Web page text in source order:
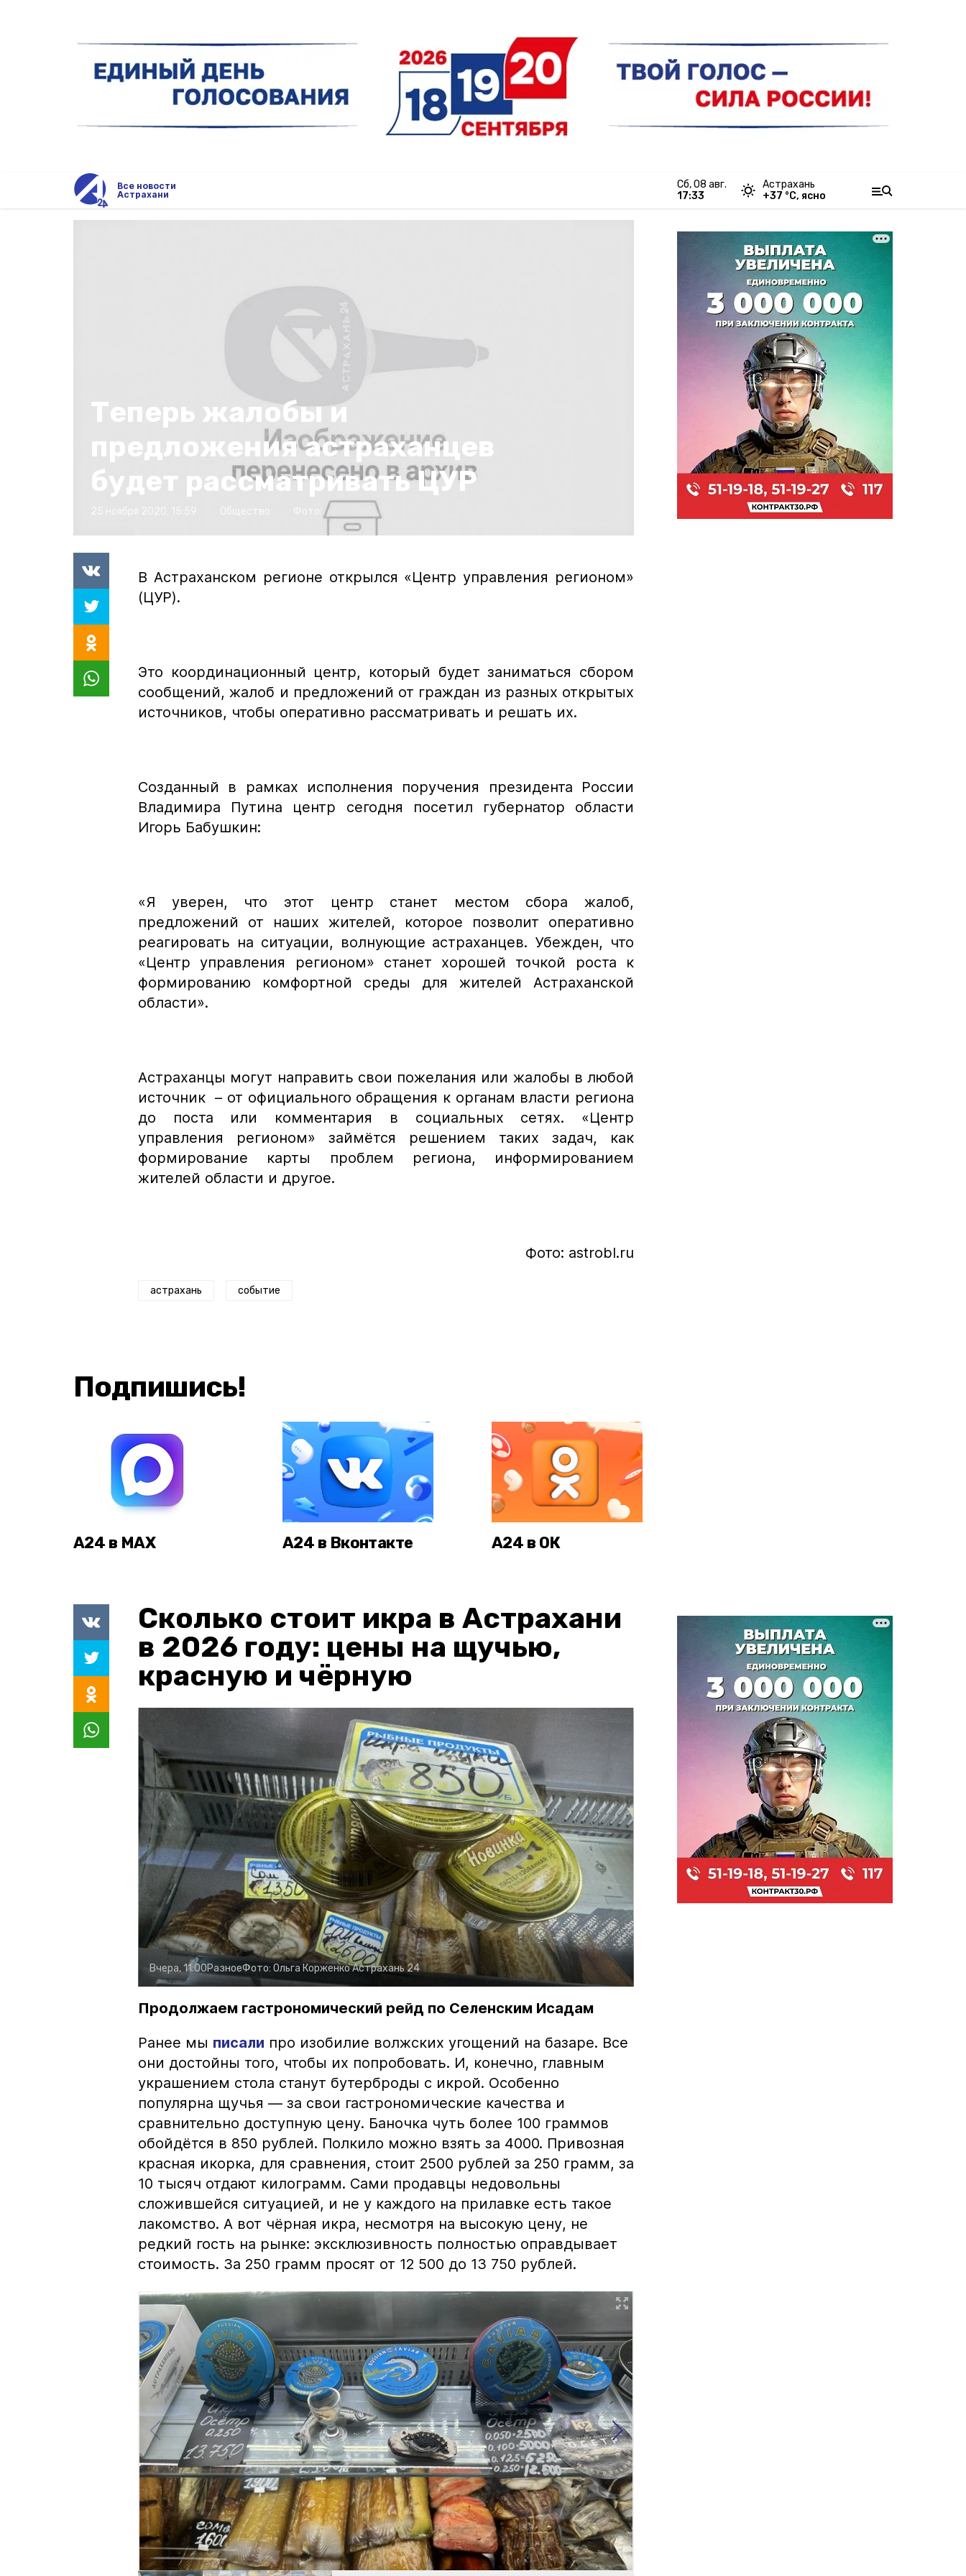
Все новости
Астрахани
сб, 08 авг.
17:33
Астрахань
+37 °С, ясно
Теперь жалобы и
предложения астраханцев
будет рассматривать ЦУР
В Астраханском регионе открылся «Центр управления регионом»
(ЦУР).
Это координационный центр, который будет заниматься сбором
сообщений, жалоб и предложений от граждан из разных открытых
источников, чтобы оперативно рассматривать и решать их.
Созданный в рамках исполнения поручения президента России
Владимира Путина центр сегодня посетил губернатор области
Игорь Бабушкин:
«Я уверен, что этот центр станет местом сбора жалоб,
предложений от наших жителей, которое позволит оперативно
реагировать на ситуации, волнующие астраханцев. Убежден, что
«Центр управления регионом» станет хорошей точкой роста к
формированию комфортной среды для жителей Астраханской
области».
Астраханцы могут направить свои пожелания или жалобы в любой
источник – от официального обращения к органам власти региона
до поста или комментария в социальных сетях. «Центр
управления регионом» займётся решением таких задач, как
формирование карты проблем региона, информированием
жителей области и другое.
Фото: astrobl.ru
астрахань событие
Подпишись!
А24 в MAX А24 в Вконтакте А24 в ОК
Сколько стоит икра в Астрахани
в 2026 году: цены на щучью,
красную и чёрную
Вчера, 11:00РазноеФото: Ольга КорженкоАстрахань 24
Продолжаем гастрономический рейд по Селенским Исадам
Ранее мы писали про изобилие волжских угощений на базаре. Все
они достойны того, чтобы их попробовать. И, конечно, главным
украшением стола станут бутерброды с икрой. Особенно
популярна щучья — за свои гастрономические качества и
сравнительно доступную цену. Баночка чуть более 100 граммов
обойдётся в 850 рублей. Полкило можно взять за 4000. Привозная
красная икорка, для сравнения, стоит 2500 рублей за 250 грамм, за
10 тысяч отдают килограмм. Сами продавцы недовольны
сложившейся ситуацией, и не у каждого на прилавке есть такое
лакомство. А вот чёрная икра, несмотря на высокую цену, не
редкий гость на рынке: эксклюзивность полностью оправдывает
стоимость. За 250 грамм просят от 12 500 до 13 750 рублей.